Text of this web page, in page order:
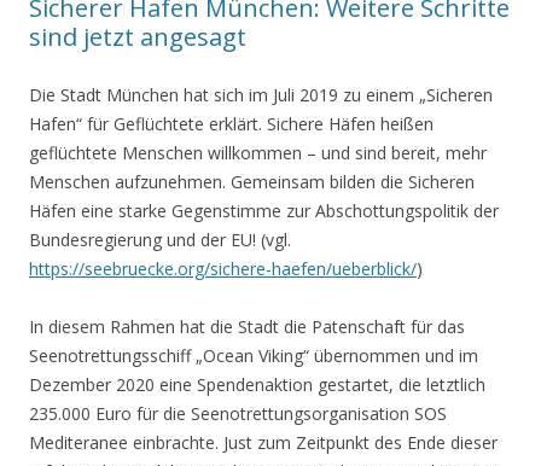
Sicherer Hafen München: Weitere Schritte
sind jetzt angesagt
Die Stadt München hat sich im Juli 2019 zu einem „Sicheren
Hafen“ für Geflüchtete erklärt. Sichere Häfen heißen
geflüchtete Menschen willkommen – und sind bereit, mehr
Menschen aufzunehmen. Gemeinsam bilden die Sicheren
Häfen eine starke Gegenstimme zur Abschottungspolitik der
Bundesregierung und der EU! (vgl.
https://seebruecke.org/sichere-haefen/ueberblick/)
In diesem Rahmen hat die Stadt die Patenschaft für das
Seenotrettungsschiff „Ocean Viking“ übernommen und im
Dezember 2020 eine Spendenaktion gestartet, die letztlich
235.000 Euro für die Seenotrettungsorganisation SOS
Mediteranee einbrachte. Just zum Zeitpunkt des Ende dieser